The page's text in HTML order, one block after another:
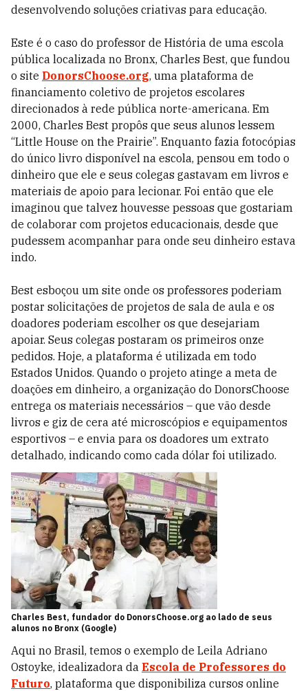
desenvolvendo soluções criativas para educação.
Este é o caso do professor de História de uma escola
pública localizada no Bronx, Charles Best, que fundou
o site DonorsChoose.org, uma plataforma de
financiamento coletivo de projetos escolares
direcionados à rede pública norte-americana. Em
2000, Charles Best propôs que seus alunos lessem
“Little House on the Prairie”. Enquanto fazia fotocópias
do único livro disponível na escola, pensou em todo o
dinheiro que ele e seus colegas gastavam em livros e
materiais de apoio para lecionar. Foi então que ele
imaginou que talvez houvesse pessoas que gostariam
de colaborar com projetos educacionais, desde que
pudessem acompanhar para onde seu dinheiro estava
indo.
Best esboçou um site onde os professores poderiam
postar solicitações de projetos de sala de aula e os
doadores poderiam escolher os que desejariam
apoiar. Seus colegas postaram os primeiros onze
pedidos. Hoje, a plataforma é utilizada em todo
Estados Unidos. Quando o projeto atinge a meta de
doações em dinheiro, a organização do DonorsChoose
entrega os materiais necessários – que vão desde
livros e giz de cera até microscópios e equipamentos
esportivos – e envia para os doadores um extrato
detalhado, indicando como cada dólar foi utilizado.
Charles Best, fundador do DonorsChoose.org ao lado de seus
alunos no Bronx (Google)
Aqui no Brasil, temos o exemplo de Leila Adriano
Ostoyke, idealizadora da Escola de Professores do
Futuro, plataforma que disponibiliza cursos online